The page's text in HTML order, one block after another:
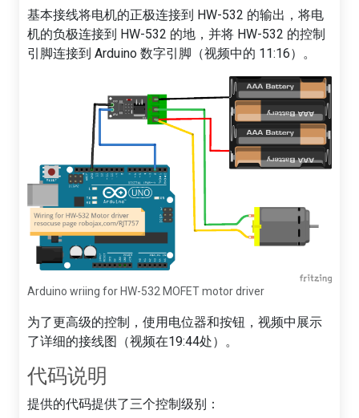
基本接线将电机的正极连接到 HW-532 的输出，将电
机的负极连接到 HW-532 的地，并将 HW-532 的控制
引脚连接到 Arduino 数字引脚（视频中的 11:16）。
Arduino wriing for HW-532 MOFET motor driver
为了更高级的控制，使用电位器和按钮，视频中展示
了详细的接线图（视频在19:44处）。
代码说明
提供的代码提供了三个控制级别：